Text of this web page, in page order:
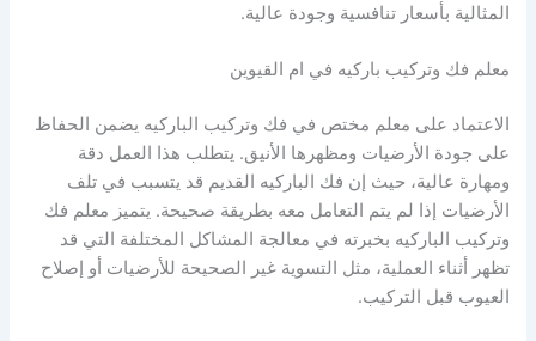
المثالية بأسعار تنافسية وجودة عالية.
معلم فك وتركيب باركيه في ام القيوين
الاعتماد على معلم مختص في فك وتركيب الباركيه يضمن الحفاظ
على جودة الأرضيات ومظهرها الأنيق. يتطلب هذا العمل دقة
ومهارة عالية، حيث إن فك الباركيه القديم قد يتسبب في تلف
الأرضيات إذا لم يتم التعامل معه بطريقة صحيحة. يتميز معلم فك
وتركيب الباركيه بخبرته في معالجة المشاكل المختلفة التي قد
تظهر أثناء العملية، مثل التسوية غير الصحيحة للأرضيات أو إصلاح
العيوب قبل التركيب.